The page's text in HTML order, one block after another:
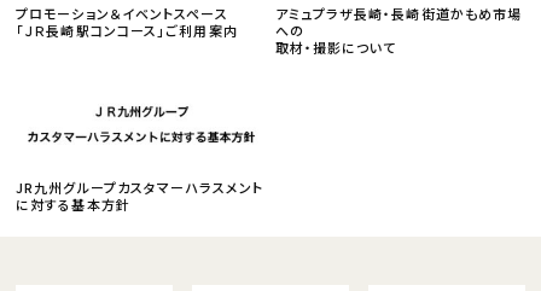
プロモーション＆イベントスペース
「ＪＲ長崎駅コンコース」ご利用案内
アミュプラザ長崎・長崎街道かもめ市場
への
取材・撮影について
JR九州グループカスタマーハラスメント
に対する基本方針